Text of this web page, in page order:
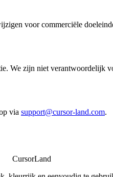
voor commerciële
We zijn niet verantwoordelijk
via support@cursor-land.com.
CursorLand